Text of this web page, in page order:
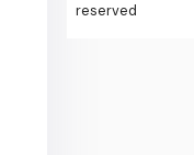
reserved